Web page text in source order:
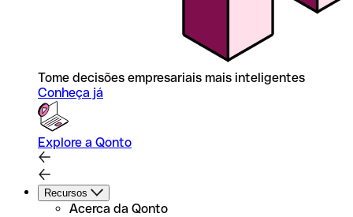
Tome decisões empresariais mais inteligentes
Conheça já
Explore a Qonto
Recursos
Acerca da Qonto